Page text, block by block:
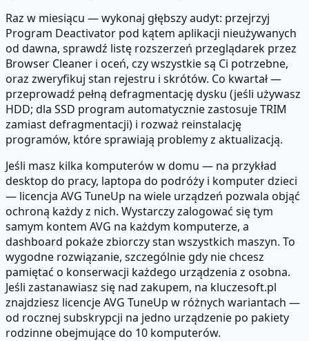
Raz w miesiącu — wykonaj głębszy audyt: przejrzyj
Program Deactivator pod kątem aplikacji nieużywanych
od dawna, sprawdź listę rozszerzeń przeglądarek przez
Browser Cleaner i oceń, czy wszystkie są Ci potrzebne,
oraz zweryfikuj stan rejestru i skrótów. Co kwartał —
przeprowadź pełną defragmentację dysku (jeśli używasz
HDD; dla SSD program automatycznie zastosuje TRIM
zamiast defragmentacji) i rozważ reinstalację
programów, które sprawiają problemy z aktualizacją.
Jeśli masz kilka komputerów w domu — na przykład
desktop do pracy, laptopa do podróży i komputer dzieci
— licencja AVG TuneUp na wiele urządzeń pozwala objąć
ochroną każdy z nich. Wystarczy zalogować się tym
samym kontem AVG na każdym komputerze, a
dashboard pokaże zbiorczy stan wszystkich maszyn. To
wygodne rozwiązanie, szczególnie gdy nie chcesz
pamiętać o konserwacji każdego urządzenia z osobna.
Jeśli zastanawiasz się nad zakupem, na kluczesoft.pl
znajdziesz licencje AVG TuneUp w różnych wariantach —
od rocznej subskrypcji na jedno urządzenie po pakiety
rodzinne obejmujące do 10 komputerów.